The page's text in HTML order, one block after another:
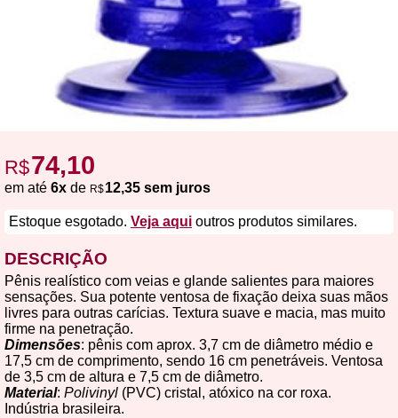
R$74,10
em até 6x de R$12,35 sem juros
Estoque esgotado. Veja aqui outros produtos similares.
DESCRIÇÃO
Pênis realístico com veias e glande salientes para maiores
sensações. Sua potente ventosa de fixação deixa suas mãos
livres para outras carícias. Textura suave e macia, mas muito
firme na penetração.
Dimensões: pênis com aprox. 3,7 cm de diâmetro médio e
17,5 cm de comprimento, sendo 16 cm penetráveis. Ventosa
de 3,5 cm de altura e 7,5 cm de diâmetro.
Material: Polivinyl (PVC) cristal, atóxico na cor roxa.
Indústria brasileira.